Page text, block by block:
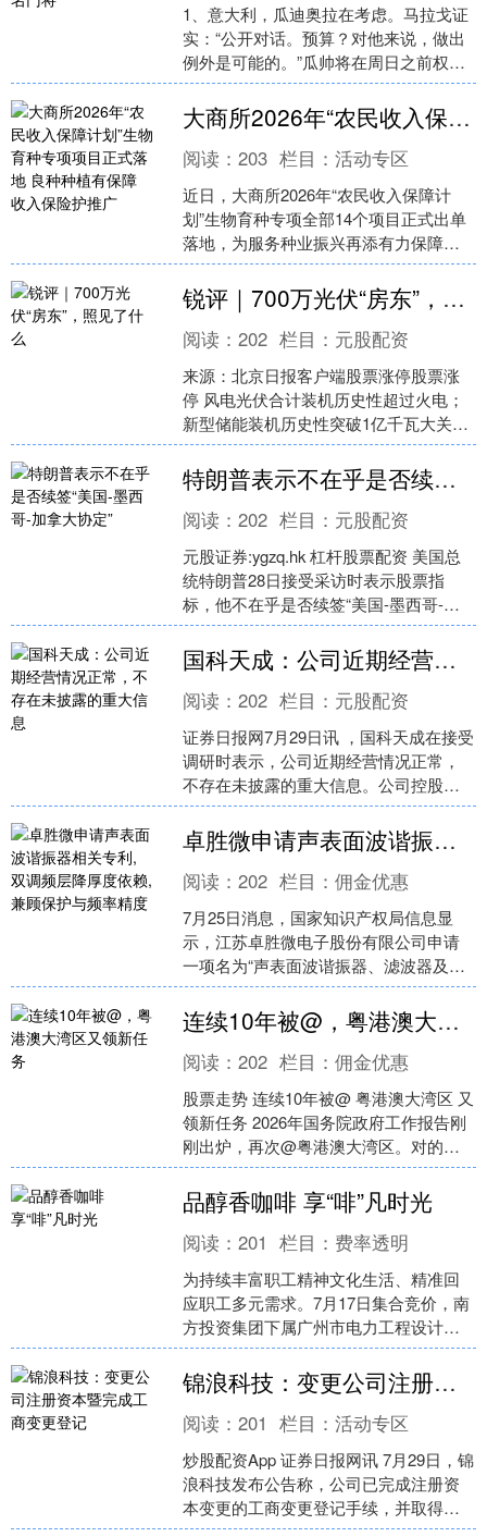
1、意大利，瓜迪奥拉在考虑。马拉戈证
实：“公开对话。预算？对他来说，做出
例外是可能的。”瓜帅将在周日之前权衡
马尔蒂尼和莱昂纳多提出的计划。意大
利足协主席：“这种....
大商所2026年“农民收入保障计划”生物育种专项项目正式落地 良种种植有保障 收入保险护推广
阅读：203 栏目：活动专区
近日，大商所2026年“农民收入保障计
划”生物育种专项全部14个项目正式出单
落地，为服务种业振兴再添有力保障。
长期以来，国家把粮食安全作为治国理
政的头等大事，....
锐评｜700万光伏“房东”，照见了什么
阅读：202 栏目： 元股配资
来源：北京日报客户端股票涨停股票涨
停 风电光伏合计装机历史性超过火电；
新型储能装机历史性突破1亿千瓦大关；
全社会每用10度电就有近4度是绿电……
据报道，“十四五....
特朗普表示不在乎是否续签“美国-墨西哥-加拿大协定”
阅读：202 栏目： 元股配资
元股证券:ygzq.hk 杠杆股票配资 美国总
统特朗普28日接受采访时表示股票指
标，他不在乎是否续签“美国-墨西哥-加
拿大协定”，因为这份协定对墨加“更重
要”，....
国科天成：公司近期经营情况正常，不存在未披露的重大信息
阅读：202 栏目： 元股配资
证券日报网7月29日讯 ，国科天成在接受
调研时表示，公司近期经营情况正常，
不存在未披露的重大信息。公司控股股
东、实际控制人及其一致行动人所持股
票仍在锁定期内，持....
卓胜微申请声表面波谐振器相关专利, 双调频层降厚度依赖, 兼顾保护与频率精度
阅读：202 栏目：佣金优惠
7月25日消息，国家知识产权局信息显
示，江苏卓胜微电子股份有限公司申请
一项名为“声表面波谐振器、滤波器及频
率修正方法”的专利。申请公布号为
CN122457017....
连续10年被@，粤港澳大湾区又领新任务
阅读：202 栏目：佣金优惠
股票走势 连续10年被@ 粤港澳大湾区 又
领新任务 2026年国务院政府工作报告刚
刚出炉，再次@粤港澳大湾区。对的，
就是“激情全运会，活力大湾区”的那个大
湾区，....
品醇香咖啡 享“啡”凡时光
阅读：201 栏目： 费率透明
为持续丰富职工精神文化生活、精准回
应职工多元需求。7月17日集合竞价，南
方投资集团下属广州市电力工程设计院
有限公司工会（简称“工程设计院工会”）
举办咖啡文化培训....
锦浪科技：变更公司注册资本暨完成工商变更登记
阅读：201 栏目：活动专区
炒股配资App 证券日报网讯 7月29日，锦
浪科技发布公告称，公司已完成注册资
本变更的工商变更登记手续，并取得宁
波市市场监督管理局换发的《营业执